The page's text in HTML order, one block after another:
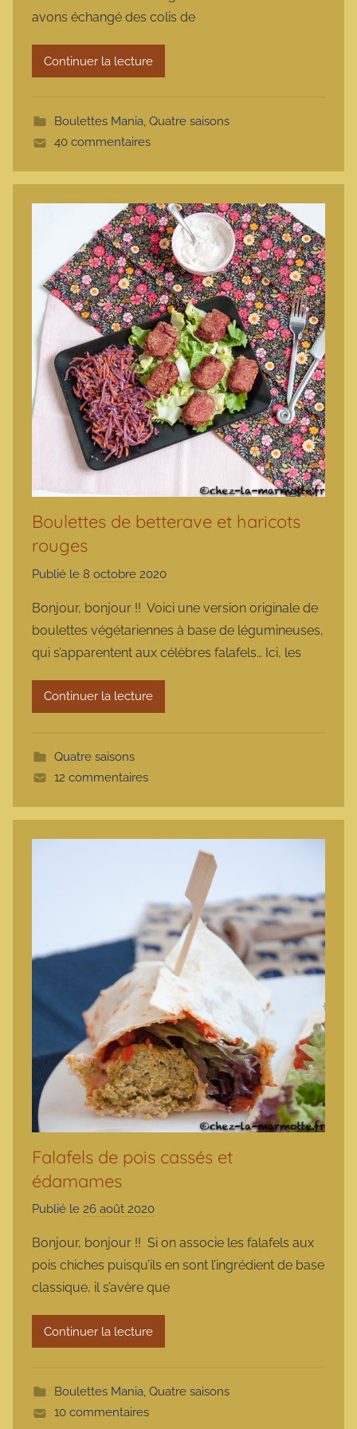
a
r
m
t
e
avons échangé des colis de
Continuer la lecture
Boulettes Mania, Quatre saisons
40 commentaires
Boulettes de betterave et haricots
rouges
Publié le 8 octobre 2020
r
m
a
Bonjour, bonjour !! Voici une version originale de
boulettes végétariennes à base de légumineuses,
qui s’apparentent aux célèbres falafels… Ici, les
Continuer la lecture
Quatre saisons
12 commentaires
Falafels de pois cassés et
édamames
Publié le 26 août 2020
r
m
a
r
t
Bonjour, bonjour !! Si on associe les falafels aux
pois chiches puisqu’ils en sont l’ingrédient de base
classique, il s’avère que
Continuer la lecture
Boulettes Mania, Quatre saisons
10 commentaires